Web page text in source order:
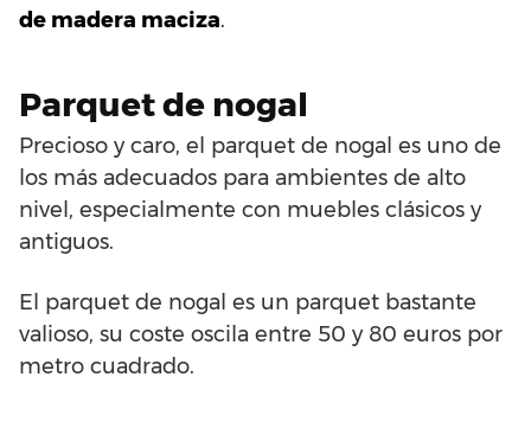
de madera maciza.
Parquet de nogal
Precioso y caro, el parquet de nogal es uno de
los más adecuados para ambientes de alto
nivel, especialmente con muebles clásicos y
antiguos.
El parquet de nogal es un parquet bastante
valioso, su coste oscila entre 50 y 80 euros por
metro cuadrado.